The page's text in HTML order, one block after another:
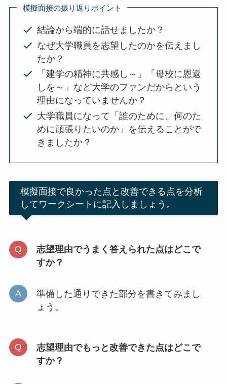
模擬面接の振り返りポイント
結論から端的に話せましたか？
なぜ大学職員を志望したのかを伝えまし
たか？
「建学の精神に共感し～」「母校に恩返
しを～」など大学のファンだからという
理由になっていませんか？
大学職員になって「誰のために、何のた
めに頑張りたいのか」を伝えることがで
きましたか？
模擬面接で良かった点と改善できる点を分析
してワークシートに記入しましょう。
志望理由でうまく答えられた点はどこで
すか？
準備した通りできた部分を書きてみまし
ょう。
志望理由でもっと改善できた点はどこで
すか？